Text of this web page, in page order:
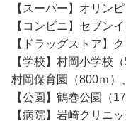
【スーパー】オリン
【コンビニ】セブン
【ドラッグストア】
【学校】村岡小学校
村岡保育園（800ｍ）
【公園】鶴巻公園（
【病院】岩崎クリニ